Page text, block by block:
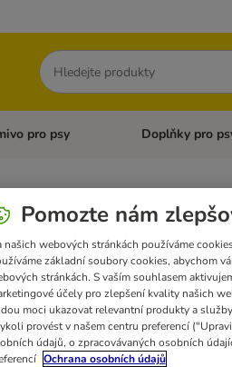
Hledat
menu: Doplňky pro kočky
pro psy Otevřít menu:
Doplňky pro
pamlsky pro
Bio pamlsky pro kočky Yarrah s 96 %
Pomozte nám
našich webových stránkách používáme
základní soubory cookies, abychom
stránkách. S vaším souhlasem
účely pro zlepšení kvality našich
moci ukazovat relevantní produkty a
provést v našem centru preferencí
údajů, o zpracovávaných osobních
Ochrana osobních údajů